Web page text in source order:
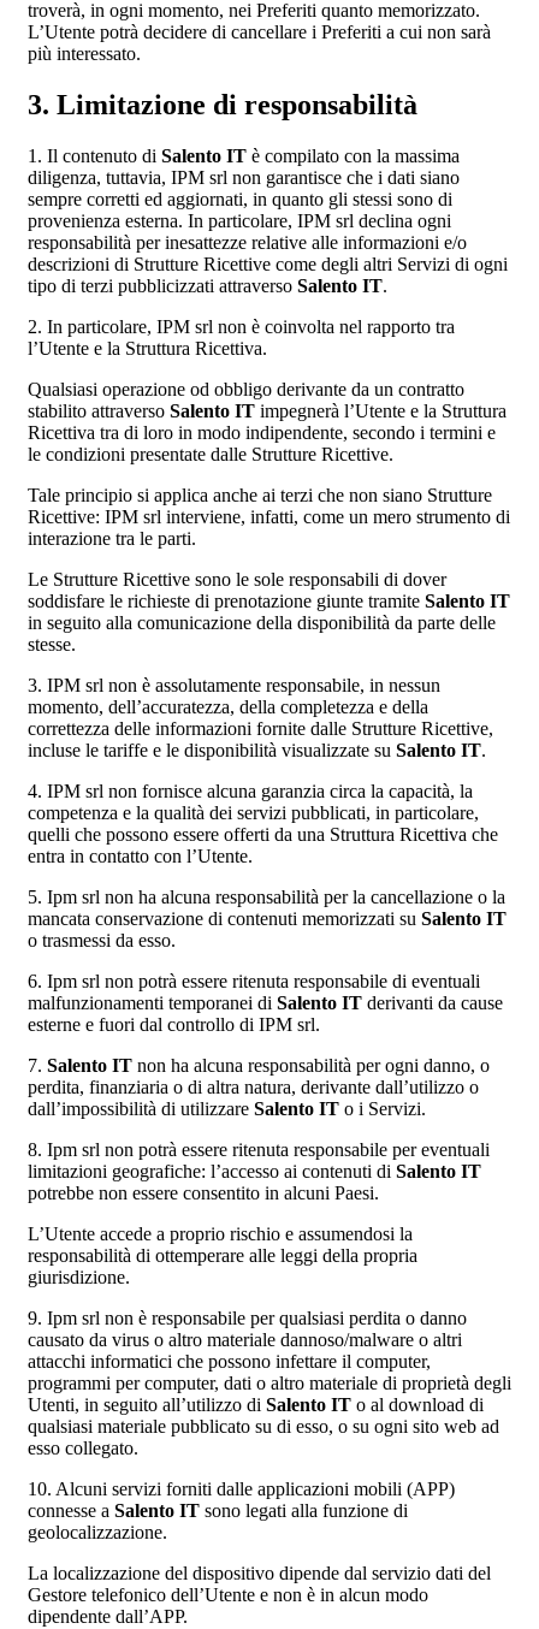
troverà, in ogni momento, nei Preferiti quanto memorizzato.
L’Utente potrà decidere di cancellare i Preferiti a cui non sarà
più interessato.
3. Limitazione di responsabilità
1. Il contenuto di Salento IT è compilato con la massima
diligenza, tuttavia, IPM srl non garantisce che i dati siano
sempre corretti ed aggiornati, in quanto gli stessi sono di
provenienza esterna. In particolare, IPM srl declina ogni
responsabilità per inesattezze relative alle informazioni e/o
descrizioni di Strutture Ricettive come degli altri Servizi di ogni
tipo di terzi pubblicizzati attraverso Salento IT.
2. In particolare, IPM srl non è coinvolta nel rapporto tra
l’Utente e la Struttura Ricettiva.
Qualsiasi operazione od obbligo derivante da un contratto
stabilito attraverso Salento IT impegnerà l’Utente e la Struttura
Ricettiva tra di loro in modo indipendente, secondo i termini e
le condizioni presentate dalle Strutture Ricettive.
Tale principio si applica anche ai terzi che non siano Strutture
Ricettive: IPM srl interviene, infatti, come un mero strumento di
interazione tra le parti.
Le Strutture Ricettive sono le sole responsabili di dover
soddisfare le richieste di prenotazione giunte tramite Salento IT
in seguito alla comunicazione della disponibilità da parte delle
stesse.
3. IPM srl non è assolutamente responsabile, in nessun
momento, dell’accuratezza, della completezza e della
correttezza delle informazioni fornite dalle Strutture Ricettive,
incluse le tariffe e le disponibilità visualizzate su Salento IT.
4. IPM srl non fornisce alcuna garanzia circa la capacità, la
competenza e la qualità dei servizi pubblicati, in particolare,
quelli che possono essere offerti da una Struttura Ricettiva che
entra in contatto con l’Utente.
5. Ipm srl non ha alcuna responsabilità per la cancellazione o la
mancata conservazione di contenuti memorizzati su Salento IT
o trasmessi da esso.
6. Ipm srl non potrà essere ritenuta responsabile di eventuali
malfunzionamenti temporanei di Salento IT derivanti da cause
esterne e fuori dal controllo di IPM srl.
7. Salento IT non ha alcuna responsabilità per ogni danno, o
perdita, finanziaria o di altra natura, derivante dall’utilizzo o
dall’impossibilità di utilizzare Salento IT o i Servizi.
8. Ipm srl non potrà essere ritenuta responsabile per eventuali
limitazioni geografiche: l’accesso ai contenuti di Salento IT
potrebbe non essere consentito in alcuni Paesi.
L’Utente accede a proprio rischio e assumendosi la
responsabilità di ottemperare alle leggi della propria
giurisdizione.
9. Ipm srl non è responsabile per qualsiasi perdita o danno
causato da virus o altro materiale dannoso/malware o altri
attacchi informatici che possono infettare il computer,
programmi per computer, dati o altro materiale di proprietà degli
Utenti, in seguito all’utilizzo di Salento IT o al download di
qualsiasi materiale pubblicato su di esso, o su ogni sito web ad
esso collegato.
10. Alcuni servizi forniti dalle applicazioni mobili (APP)
connesse a Salento IT sono legati alla funzione di
geolocalizzazione.
La localizzazione del dispositivo dipende dal servizio dati del
Gestore telefonico dell’Utente e non è in alcun modo
dipendente dall’APP.